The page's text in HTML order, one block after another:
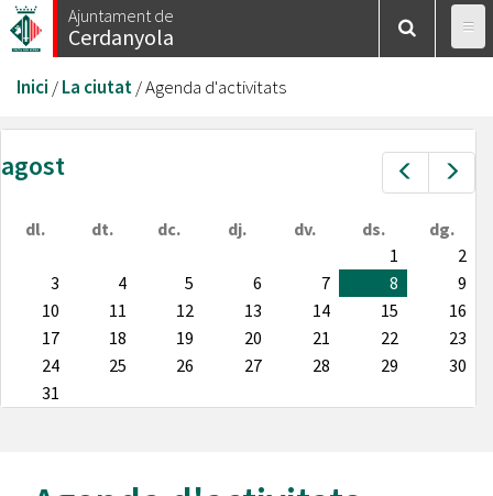
Vés
al
Ajuntament de
Cerdanyola
Esteu
aquí
Inici /La ciutat/Agenda d'activitats
Prev
agost
dl. dt. dc. dj. dv. ds.
dg.
1
2
3
4 5 6 7 8
9
10
11 12 13 14 15
16
17
18 19 20 21 22
23
24
25 26 27 28 29
30
31